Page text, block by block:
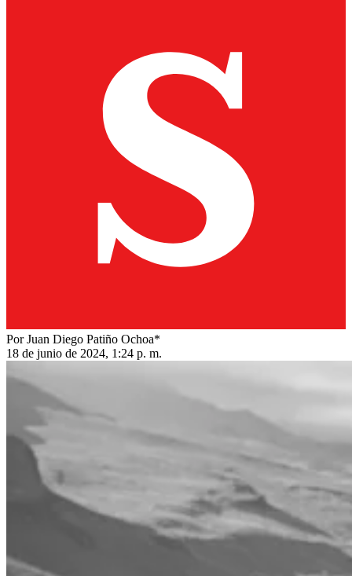
Por Juan Diego Patiño Ochoa*
18 de junio de 2024, 1:24 p. m.